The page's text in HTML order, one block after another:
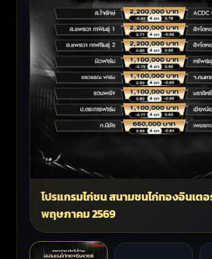
โปรแกรมไก่ชน สนามชนไก่ทองอินเตอ
พฤษภาคม 2569